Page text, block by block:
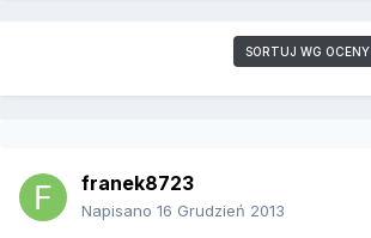
SORTUJ WG OCENY
franek8723
Napisano 16 Grudzień 2013